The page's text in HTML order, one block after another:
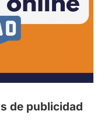
de publicidad